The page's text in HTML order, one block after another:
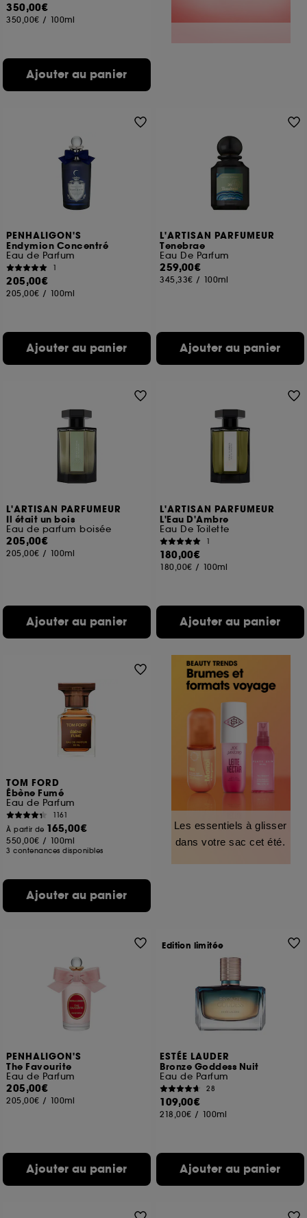
350,00€
350,00€ / 100ml
Ajouter au panier
PENHALIGON'S
Endymion Concentré
Eau de Parfum
1
205,00€
205,00€ / 100ml
Ajouter au panier
L'ARTISAN PARFUMEUR
Tenebrae
Eau De Parfum
259,00€
345,33€ / 100ml
Ajouter au panier
L'ARTISAN PARFUMEUR
Il était un bois
Eau de parfum boisée
205,00€
205,00€ / 100ml
Ajouter au panier
L'ARTISAN PARFUMEUR
L'Eau D'Ambre
Eau De Toilette
1
180,00€
180,00€ / 100ml
Ajouter au panier
TOM FORD
Ébène Fumé
Eau de Parfum
1161
À partir de 165,00€
550,00€ / 100ml
3 contenances disponibles
Ajouter au panier
Les essentiels à glisser
dans votre sac cet été.
PENHALIGON'S
The Favourite
Eau de Parfum
205,00€
205,00€ / 100ml
Ajouter au panier
ESTÉE LAUDER
Bronze Goddess Nuit
Eau de Parfum
28
109,00€
218,00€ / 100ml
Ajouter au panier
Edition limitée